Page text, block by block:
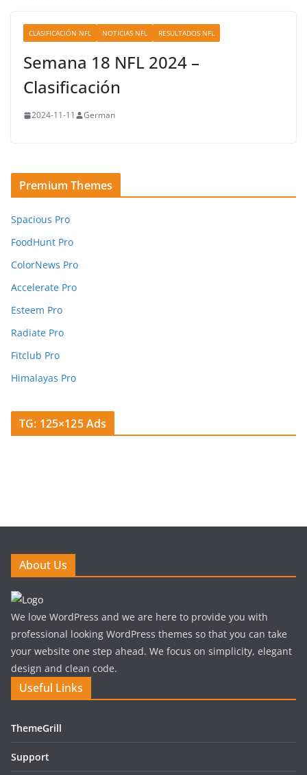
CLASIFICACIÓN NFL NOTICIAS NFL RESULTADOS NFL
Semana 18 NFL 2024 –
Clasificación
2024-11-11 German
Premium Themes
Spacious Pro
FoodHunt Pro
ColorNews Pro
Accelerate Pro
Esteem Pro
Radiate Pro
Fitclub Pro
Himalayas Pro
TG: 125×125 Ads
About Us
We love WordPress and we are here to provide you with
professional looking WordPress themes so that you can take
your website one step ahead. We focus on simplicity, elegant
design and clean code.
Useful Links
ThemeGrill
Support